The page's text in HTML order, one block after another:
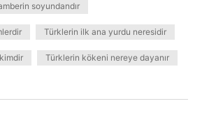
soyundandır
Türklerin ilk ana yurdu neresidir
Türklerin kökeni nereye dayanır